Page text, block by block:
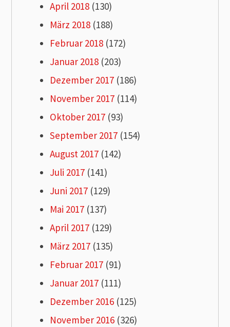
April 2018 (130)
März 2018 (188)
Februar 2018 (172)
Januar 2018 (203)
Dezember 2017 (186)
November 2017 (114)
Oktober 2017 (93)
September 2017 (154)
August 2017 (142)
Juli 2017 (141)
Juni 2017 (129)
Mai 2017 (137)
April 2017 (129)
März 2017 (135)
Februar 2017 (91)
Januar 2017 (111)
Dezember 2016 (125)
November 2016 (326)